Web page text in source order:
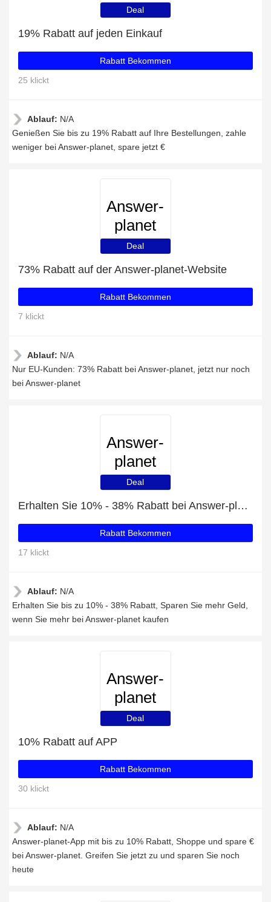
Deal
19% Rabatt auf jeden Einkauf
Rabatt Bekommen
25 klickt
Ablauf: N/A
Genießen Sie bis zu 19% Rabatt auf Ihre Bestellungen, zahle
weniger bei Answer-planet, spare jetzt €
Answer-
planet
Deal
73% Rabatt auf der Answer-planet-Website
Rabatt Bekommen
7 klickt
Ablauf: N/A
Nur EU-Kunden: 73% Rabatt bei Answer-planet, jetzt nur noch
bei Answer-planet
Answer-
planet
Deal
Erhalten Sie 10% - 38% Rabatt bei Answer-planet
Rabatt Bekommen
17 klickt
Ablauf: N/A
Erhalten Sie bis zu 10% - 38% Rabatt, Sparen Sie mehr Geld,
wenn Sie mehr bei Answer-planet kaufen
Answer-
planet
Deal
10% Rabatt auf APP
Rabatt Bekommen
30 klickt
Ablauf: N/A
Answer-planet-App mit bis zu 10% Rabatt, Shoppe und spare €
bei Answer-planet. Greifen Sie jetzt zu und sparen Sie noch
heute